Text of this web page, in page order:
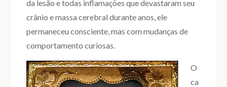
da lesão e todas inflamações que devastaram seu
crânio e massa cerebral durante anos, ele
permaneceu consciente, mas com mudanças de
comportamento curiosas.
O
ca